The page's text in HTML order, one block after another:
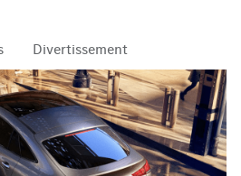
Divertissement